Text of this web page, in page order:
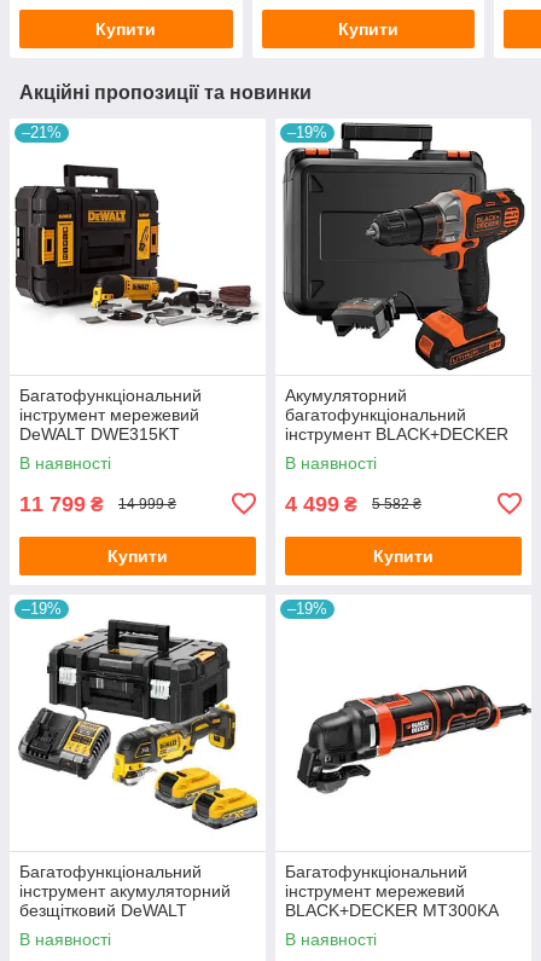
Купити Купити
Акційні пропозиції та новинки
–21%
Багатофункціональний
інструмент мережевий
DeWALT DWE315KT
В наявності
11 799 ₴ 14 999 ₴
Купити
–19%
Акумуляторний
багатофункціональний
інструмент BLACK+DECKER
MT218K
В наявності
4 499 ₴ 5 582 ₴
Купити
–19%
Багатофункціональний
інструмент акумуляторний
безщітковий DeWALT
DCS356S2T
В наявності
–19%
Багатофункціональний
інструмент мережевий
BLACK+DECKER MT300KA
В наявності